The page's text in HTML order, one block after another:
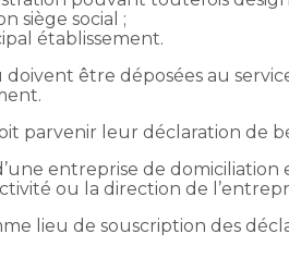
siège social ;
établissement.
être déposées au
parvenir leur déclaration de
entreprise de domiciliation
ou la direction de
lieu de souscription des